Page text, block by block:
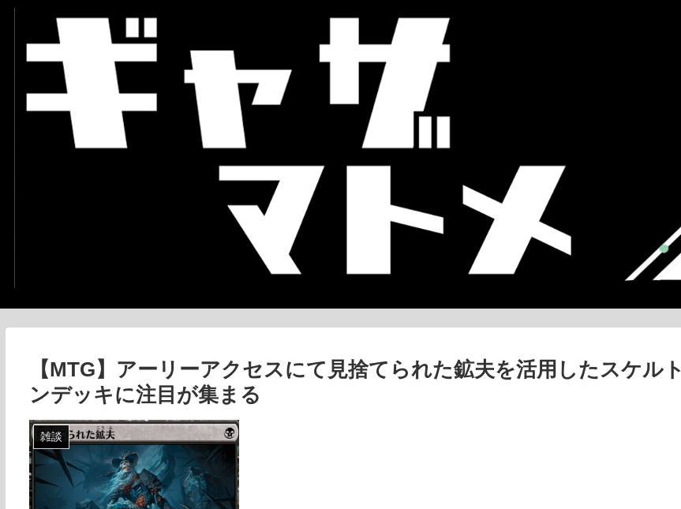
【MTG】アーリーアクセスにて見捨てられた鉱夫を活用したスケルト
ンデッキに注目が集まる
雑談